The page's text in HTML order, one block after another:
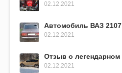
02.12.2021
Автомобиль ВАЗ
02.12.2021
Отзыв о легендарном
02.12.2021